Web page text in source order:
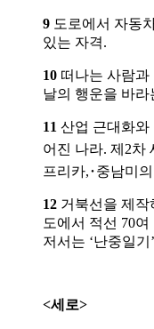
9 도로에서 자동
있는 자격.
10 떠나는 사람
날의 행운을 바
11 산업 근대화와
어진 나라. 제2차
프리카,･중남미
12 거북선을 제
도에서 적선 70
저서는 ‘난중일기
<세로>